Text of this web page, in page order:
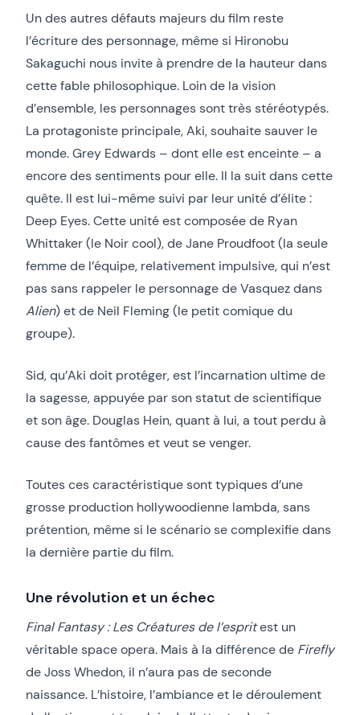
Un des autres défauts majeurs du film reste
l’écriture des personnage, même si Hironobu
Sakaguchi nous invite à prendre de la hauteur dans
cette fable philosophique. Loin de la vision
d’ensemble, les personnages sont très stéréotypés.
La protagoniste principale, Aki, souhaite sauver le
monde. Grey Edwards – dont elle est enceinte – a
encore des sentiments pour elle. Il la suit dans cette
quête. Il est lui-même suivi par leur unité d’élite :
Deep Eyes. Cette unité est composée de Ryan
Whittaker (le Noir cool), de Jane Proudfoot (la seule
femme de l’équipe, relativement impulsive, qui n’est
pas sans rappeler le personnage de Vasquez dans
Alien) et de Neil Fleming (le petit comique du
groupe).
Sid, qu’Aki doit protéger, est l’incarnation ultime de
la sagesse, appuyée par son statut de scientifique
et son âge. Douglas Hein, quant à lui, a tout perdu à
cause des fantômes et veut se venger.
Toutes ces caractéristique sont typiques d’une
grosse production hollywoodienne lambda, sans
prétention, même si le scénario se complexifie dans
la dernière partie du film.
Une révolution et un échec
Final Fantasy : Les Créatures de l’espritest un
véritable space opera. Mais à la différence de Firefly
de Joss Whedon, il n’aura pas de seconde
naissance. L’histoire, l’ambiance et le déroulement